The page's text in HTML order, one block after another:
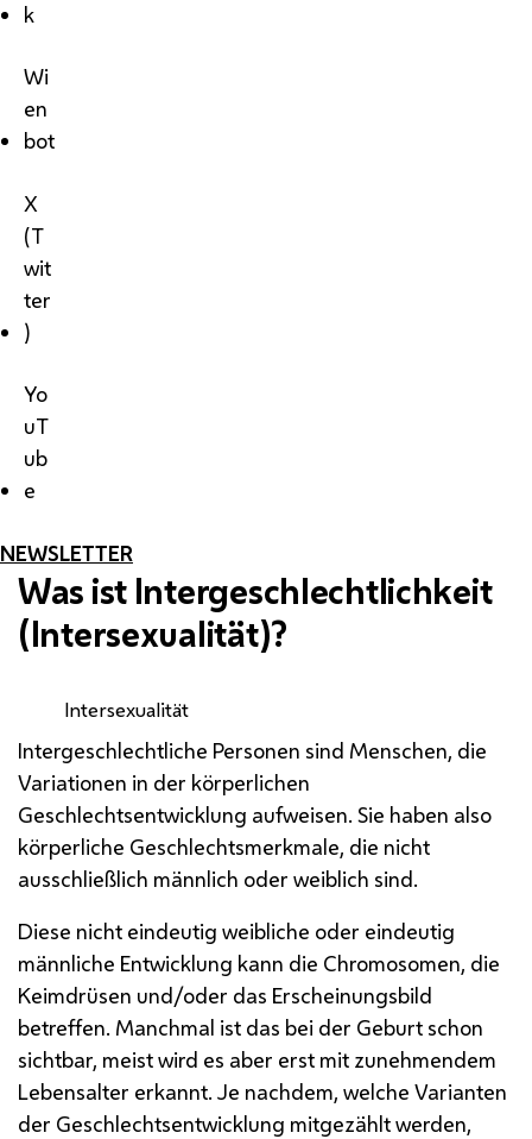
k
Wi
en
bot
X
(T
wit
ter
)
Yo
uT
ub
e
NEWSLETTER
Was ist Intergeschlechtlichkeit
(Intersexualität)?
Intersexualität
Intergeschlechtliche Personen sind Menschen, die
Variationen in der körperlichen
Geschlechtsentwicklung aufweisen. Sie haben also
körperliche Geschlechtsmerkmale, die nicht
ausschließlich männlich oder weiblich sind.
Diese nicht eindeutig weibliche oder eindeutig
männliche Entwicklung kann die Chromosomen, die
Keimdrüsen und/oder das Erscheinungsbild
betreffen. Manchmal ist das bei der Geburt schon
sichtbar, meist wird es aber erst mit zunehmendem
Lebensalter erkannt. Je nachdem, welche Varianten
der Geschlechtsentwicklung mitgezählt werden,